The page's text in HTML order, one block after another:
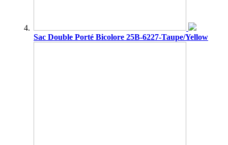
Sac Double Porté Bicolore 25B-6227-Taupe/Yellow